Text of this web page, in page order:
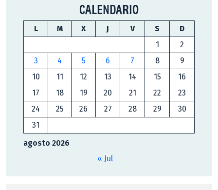
CALENDARIO
agosto 2026
L M X J V S
D
1
2
3
4 5 6 7 8
9
10
11 12 13 14 15
16
17
18 19 20 21 22
23
24
25 26 27 28 29
30
31
« Jul